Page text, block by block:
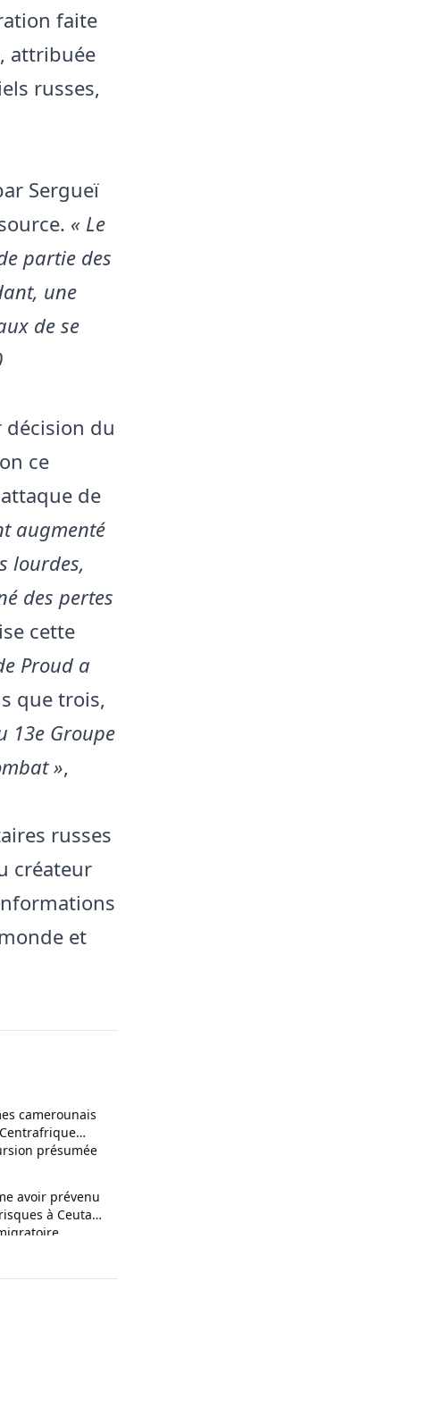
faite
attribuée
russes,
Sergueï
« Le
partie des
une
de se
décision du
ce
de
augmenté
lourdes,
des pertes
cette
Proud a
que trois,
13e Groupe
»,
russes
créateur
et
camerounais
présumée
avoir prévenu
à Ceuta